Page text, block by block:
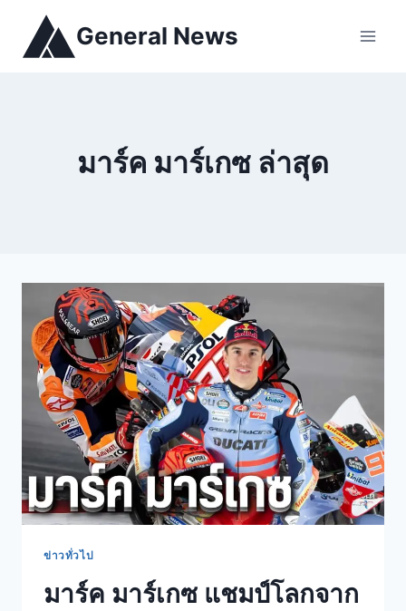
General News
มาร์ค มาร์เกซ ล่าสุด
ข่าวทั่วไป
มาร์ค มาร์เกซ แชมป์โลกจาก